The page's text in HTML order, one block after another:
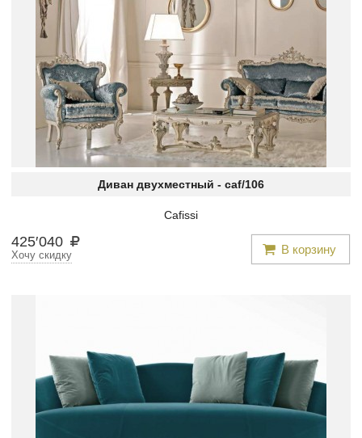
Диван двухместный - caf/106
Cafissi
425′040 В корзину
Хочу скидку